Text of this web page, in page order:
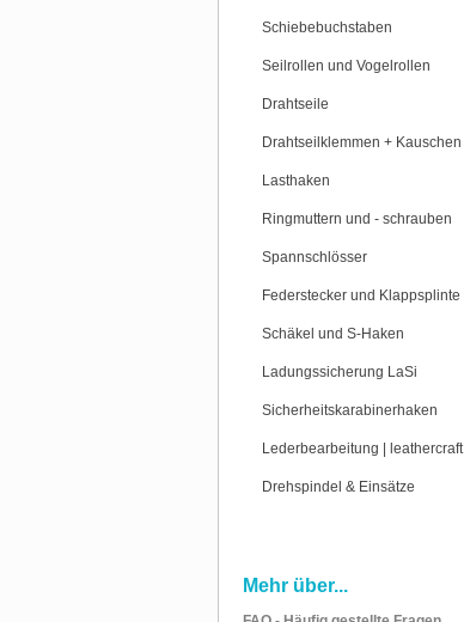
Schiebebuchstaben
Seilrollen und Vogelrollen
Drahtseile
Drahtseilklemmen + Kauschen
Lasthaken
Ringmuttern und - schrauben
Spannschlösser
Federstecker und Klappsplinte
Schäkel und S-Haken
Ladungssicherung LaSi
Sicherheitskarabinerhaken
Lederbearbeitung | leathercraft
Drehspindel & Einsätze
Mehr über...